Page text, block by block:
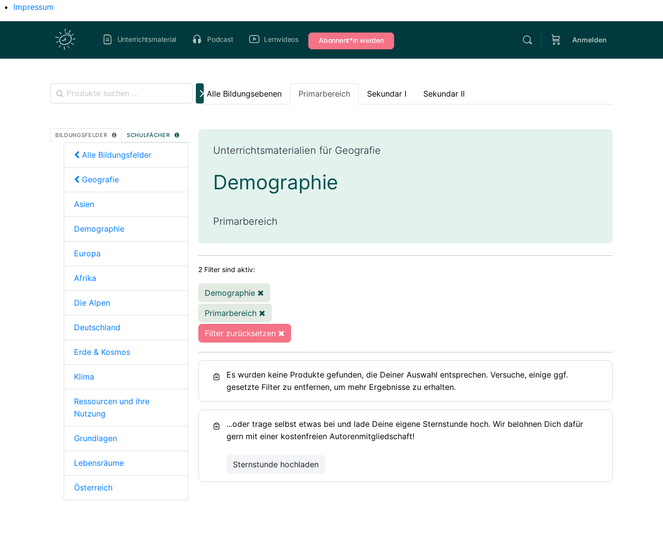
Impressum
Unterrichtsmaterial Podcast Lernvideos Abonnent*in werden Anmelden
Alle Bildungsebenen Primarbereich Sekundar I Sekundar II
Unterrichtsmaterialien für Geografie
Demographie
Primarbereich
2 Filter sind aktiv:
Demographie
Primarbereich
Filter zurücksetzen
Es wurden keine Produkte gefunden, die Deiner Auswahl entsprechen. Versuche, einige ggf.
gesetzte Filter zu entfernen, um mehr Ergebnisse zu erhalten.
...oder trage selbst etwas bei und lade Deine eigene Sternstunde hoch. Wir belohnen Dich dafür
gern mit einer kostenfreien Autorenmitgliedschaft!
Sternstunde hochladen
BILDUNGSFELDER SCHULFÄCHER
Alle Bildungsfelder
Geografie
Asien
Demographie
Europa
Afrika
Die Alpen
Deutschland
Erde & Kosmos
Klima
Ressourcen und ihre
Nutzung
Grundlagen
Lebensräume
Österreich